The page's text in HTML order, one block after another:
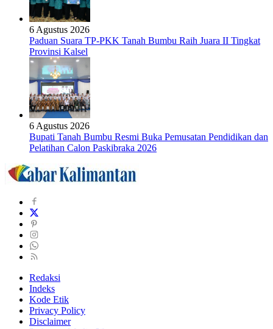
6 Agustus 2026
Paduan Suara TP-PKK Tanah Bumbu Raih Juara II Tingkat
Provinsi Kalsel
6 Agustus 2026
Bupati Tanah Bumbu Resmi Buka Pemusatan Pendidikan dan
Pelatihan Calon Paskibraka 2026
Redaksi
Indeks
Kode Etik
Privacy Policy
Disclaimer